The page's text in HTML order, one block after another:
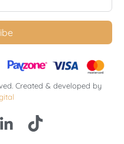
Created & developed by